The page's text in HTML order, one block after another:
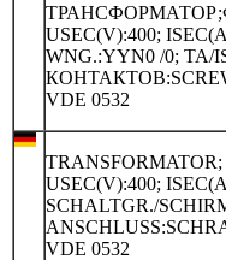
USEC(V):400;
WNG.:YYN0 /0; TA/
VDE 0532
USEC(V):400;
SCHALTGR./
VDE 0532